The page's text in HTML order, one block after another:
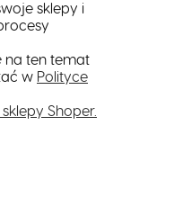
sklepy i
na ten temat
w Polityce
Shoper.